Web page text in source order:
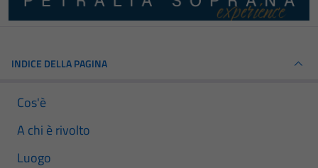
INDICE DELLA PAGINA
Cos'è
A chi è rivolto
Luogo